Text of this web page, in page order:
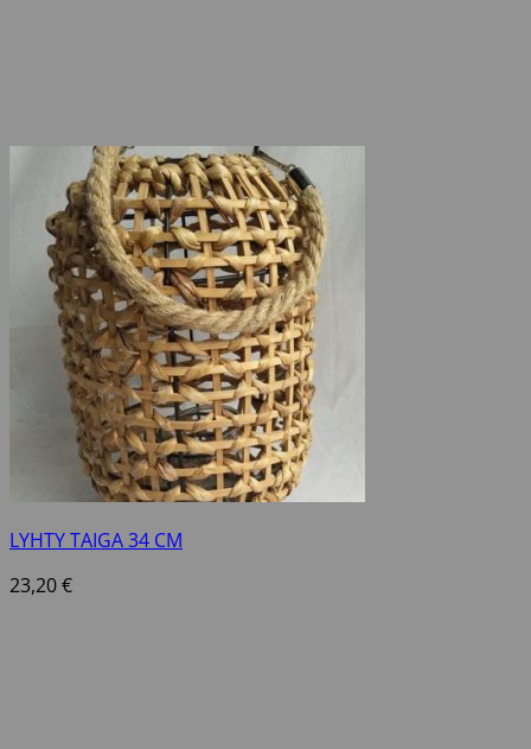
LYHTY TAIGA 34 CM
23,20€